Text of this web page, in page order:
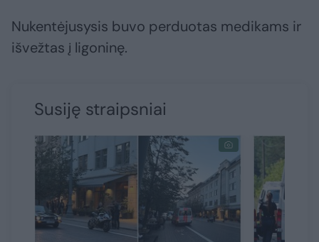
Nukentėjusysis buvo perduotas medikams ir
išvežtas į ligoninę.
Susiję straipsniai